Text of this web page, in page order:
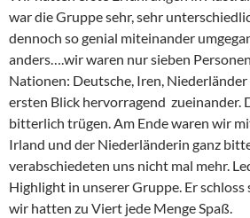
war die Gruppe sehr, sehr
dennoch so genial miteinander
anders….wir waren nur sieben
Nationen: Deutsche, Iren,
ersten Blick hervorragend zueinander.
bitterlich trügen. Am Ende waren wir
Irland und der Niederländerin ganz
verabschiedeten uns nicht mal mehr.
Highlight in unserer Gruppe. Er schloss
wir hatten zu Viert jede Menge Spaß.